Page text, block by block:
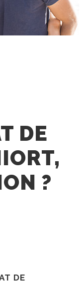
DE
?
DE